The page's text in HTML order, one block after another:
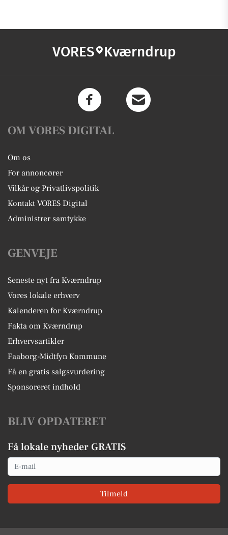
VORES Kværndrup
OM VORES DIGITAL
Om os
For annoncører
Vilkår og Privatlivspolitik
Kontakt VORES Digital
Administrer samtykke
GENVEJE
Seneste nyt fra Kværndrup
Vores lokale erhverv
Kalenderen for Kværndrup
Fakta om Kværndrup
Erhvervsartikler
Faaborg-Midtfyn Kommune
Få en gratis salgsvurdering
Sponsoreret indhold
BLIV OPDATERET
Få lokale nyheder GRATIS
Email
Tilmeld